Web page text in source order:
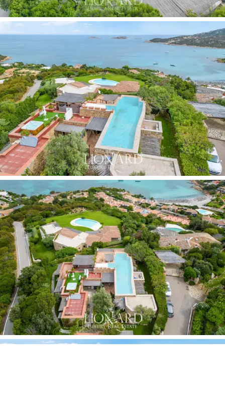
最後，在切爾沃港出售的這棟豪華別墅外面，我
們找到了兩個停車位，對於那些想要前往附近海
灘而無需擔心停車問題的人來說，這是無價的舒